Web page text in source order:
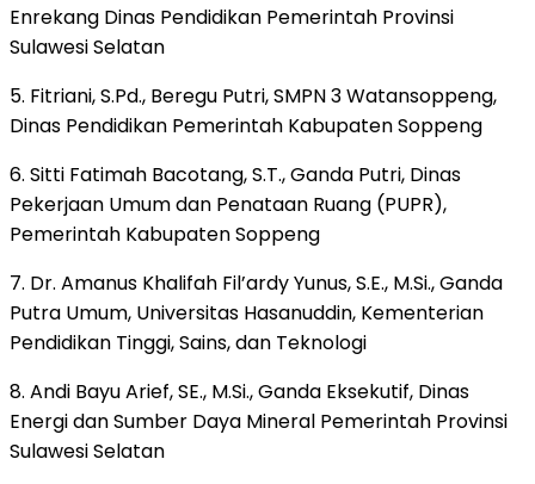
Enrekang Dinas Pendidikan Pemerintah Provinsi
Sulawesi Selatan
5. Fitriani, S.Pd., Beregu Putri, SMPN 3 Watansoppeng,
Dinas Pendidikan Pemerintah Kabupaten Soppeng
6. Sitti Fatimah Bacotang, S.T., Ganda Putri, Dinas
Pekerjaan Umum dan Penataan Ruang (PUPR),
Pemerintah Kabupaten Soppeng
7. Dr. Amanus Khalifah Fil’ardy Yunus, S.E., M.Si., Ganda
Putra Umum, Universitas Hasanuddin, Kementerian
Pendidikan Tinggi, Sains, dan Teknologi
8. Andi Bayu Arief, SE., M.Si., Ganda Eksekutif, Dinas
Energi dan Sumber Daya Mineral Pemerintah Provinsi
Sulawesi Selatan